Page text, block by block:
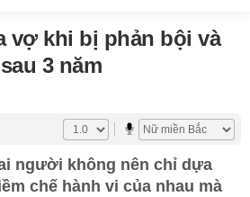
vợ khi bị phản bội và
3 năm
người không nên chỉ dựa
chế hành vi của nhau mà